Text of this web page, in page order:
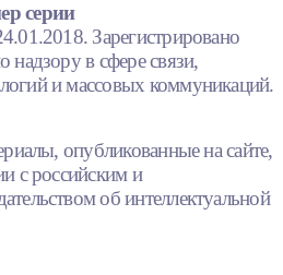
серии
Зарегистрировано
в сфере связи,
и массовых коммуникаций.
опубликованные на сайте,
с российским и
об интеллектуальной